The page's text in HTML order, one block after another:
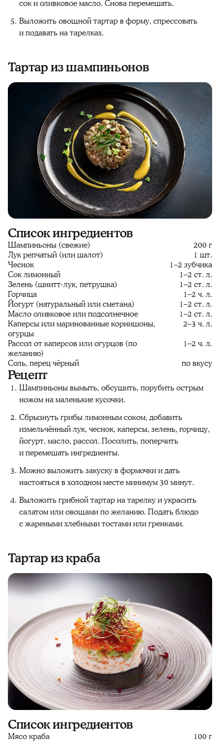
сок и оливковое масло. Снова перемешать.
Выложить овощной тартар в форму, спрессовать
и подавать на тарелках.
Тартар из шампиньонов
Список ингредиентов
Шампиньоны (свежие)
200 г
Лук репчатый (или шалот)
1 шт.
Чеснок
1–2 зубчика
Сок лимонный
1–2 ст. л.
Зелень (шнитт-лук, петрушка)
1–2 ст. л.
Горчица
1–2 ч. л.
Йогурт (натуральный или сметана)
1–2 ст. л.
Масло оливковое или подсолнечное
1–2 ст. л.
Каперсы или маринованные корнишоны,
огурцы
2–3 ч. л.
Рассол от каперсов или огурцов (по
желанию)
1–2 ч. л.
Соль, перец чёрный
по вкусу
Рецепт
Шампиньоны вымыть, обсушить, порубить острым
ножом на маленькие кусочки.
Сбрызнуть грибы лимонным соком, добавить
измельчённый лук, чеснок, каперсы, зелень, горчицу,
йогурт, масло, рассол. Посолить, поперчить
и перемешать ингредиенты.
Можно выложить закуску в формочки и дать
настояться в холодном месте минимум 30 минут.
Выложить грибной тартар на тарелку и украсить
салатом или овощами по желанию. Подать блюдо
с жареными хлебными тостами или гренками.
Тартар из краба
Список ингредиентов
Мясо краба
100 г